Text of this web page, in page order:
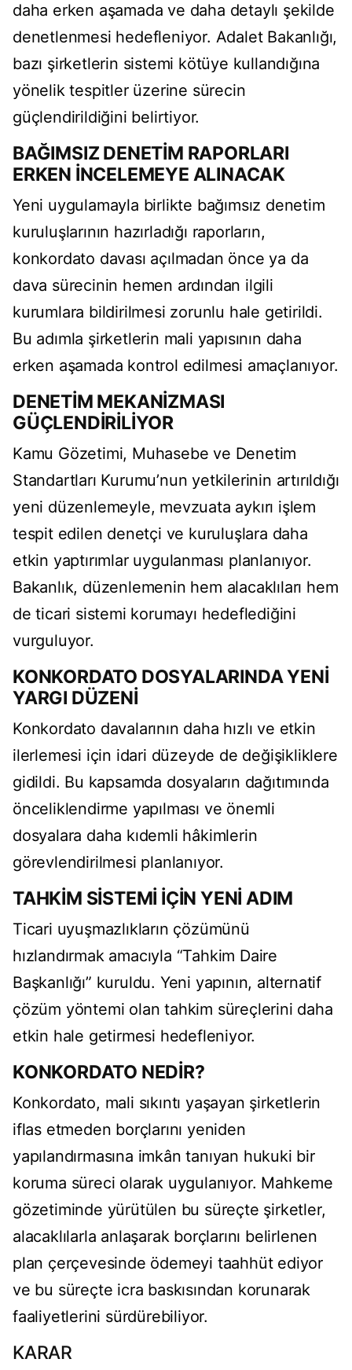
daha erken aşamada ve daha detaylı şekilde
denetlenmesi hedefleniyor. Adalet Bakanlığı,
bazı şirketlerin sistemi kötüye kullandığına
yönelik tespitler üzerine sürecin
güçlendirildiğini belirtiyor.
BAĞIMSIZ DENETİM RAPORLARI
ERKEN İNCELEMEYE ALINACAK
Yeni uygulamayla birlikte bağımsız denetim
kuruluşlarının hazırladığı raporların,
konkordato davası açılmadan önce ya da
dava sürecinin hemen ardından ilgili
kurumlara bildirilmesi zorunlu hale getirildi.
Bu adımla şirketlerin mali yapısının daha
erken aşamada kontrol edilmesi amaçlanıyor.
DENETİM MEKANİZMASI
GÜÇLENDİRİLİYOR
Kamu Gözetimi, Muhasebe ve Denetim
Standartları Kurumu’nun yetkilerinin artırıldığı
yeni düzenlemeyle, mevzuata aykırı işlem
tespit edilen denetçi ve kuruluşlara daha
etkin yaptırımlar uygulanması planlanıyor.
Bakanlık, düzenlemenin hem alacaklıları hem
de ticari sistemi korumayı hedeflediğini
vurguluyor.
KONKORDATO DOSYALARINDA YENİ
YARGI DÜZENİ
Konkordato davalarının daha hızlı ve etkin
ilerlemesi için idari düzeyde de değişikliklere
gidildi. Bu kapsamda dosyaların dağıtımında
önceliklendirme yapılması ve önemli
dosyalara daha kıdemli hâkimlerin
görevlendirilmesi planlanıyor.
TAHKİM SİSTEMİ İÇİN YENİ ADIM
Ticari uyuşmazlıkların çözümünü
hızlandırmak amacıyla “Tahkim Daire
Başkanlığı” kuruldu. Yeni yapının, alternatif
çözüm yöntemi olan tahkim süreçlerini daha
etkin hale getirmesi hedefleniyor.
KONKORDATO NEDİR?
Konkordato, mali sıkıntı yaşayan şirketlerin
iflas etmeden borçlarını yeniden
yapılandırmasına imkân tanıyan hukuki bir
koruma süreci olarak uygulanıyor. Mahkeme
gözetiminde yürütülen bu süreçte şirketler,
alacaklılarla anlaşarak borçlarını belirlenen
plan çerçevesinde ödemeyi taahhüt ediyor
ve bu süreçte icra baskısından korunarak
faaliyetlerini sürdürebiliyor.
KARAR